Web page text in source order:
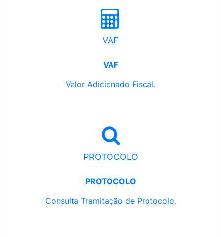
VAF
VAF
Valor Adicionado Fiscal.
PROTOCOLO
PROTOCOLO
Consulta Tramitação de Protocolo.